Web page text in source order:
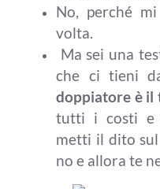
No, perché
volta.
Ma sei una
che ci tieni
doppiatore è il
tutti i costi e
metti il dito
no e allora te